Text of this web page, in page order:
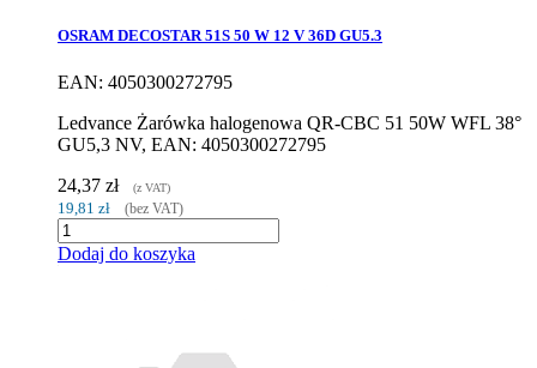
OSRAM DECOSTAR 51S 50 W 12 V 36D GU5.3
EAN: 4050300272795
Ledvance Żarówka halogenowa QR-CBC 51 50W WFL 38°
GU5,3 NV, EAN: 4050300272795
24,37 zł
(z VAT)
19,81 zł (bez VAT)
Dodaj do koszyka